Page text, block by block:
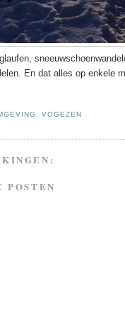
En dat alles op enkele
,VOGEZEN
POSTEN